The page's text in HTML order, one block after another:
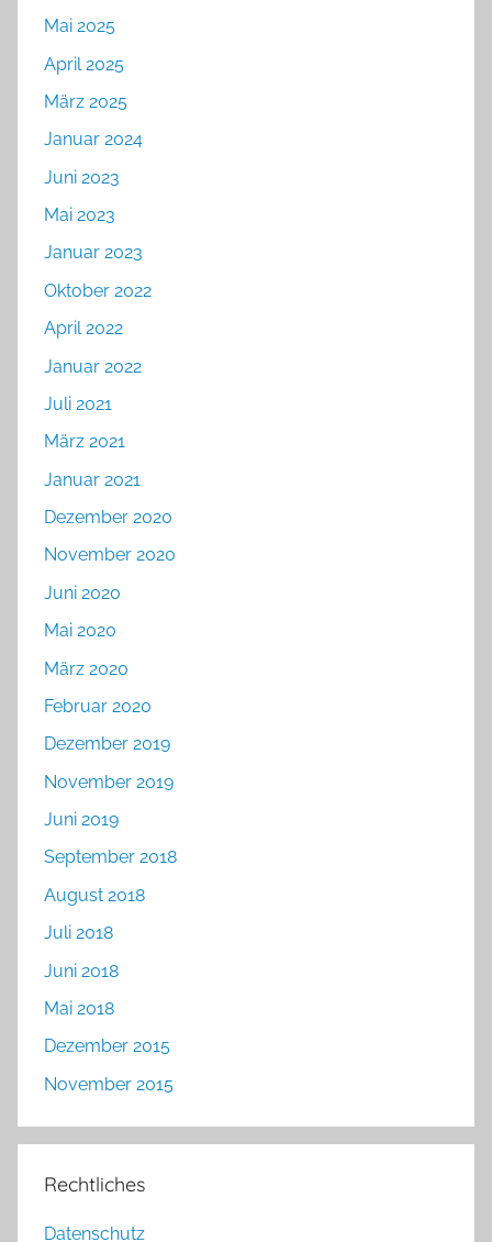
Mai 2025
April 2025
März 2025
Januar 2024
Juni 2023
Mai 2023
Januar 2023
Oktober 2022
April 2022
Januar 2022
Juli 2021
März 2021
Januar 2021
Dezember 2020
November 2020
Juni 2020
Mai 2020
März 2020
Februar 2020
Dezember 2019
November 2019
Juni 2019
September 2018
August 2018
Juli 2018
Juni 2018
Mai 2018
Dezember 2015
November 2015
Rechtliches
Datenschutz